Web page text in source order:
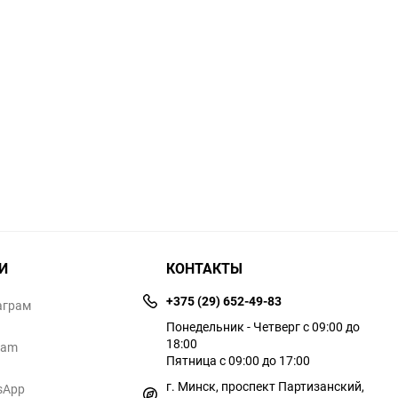
КОНТАКТЫ
+375 (29) 652-49-83
Понедельник - Четверг с 09:00 до
18:00
Пятница с 09:00 до 17:00
г. Минск, проспект Партизанский,